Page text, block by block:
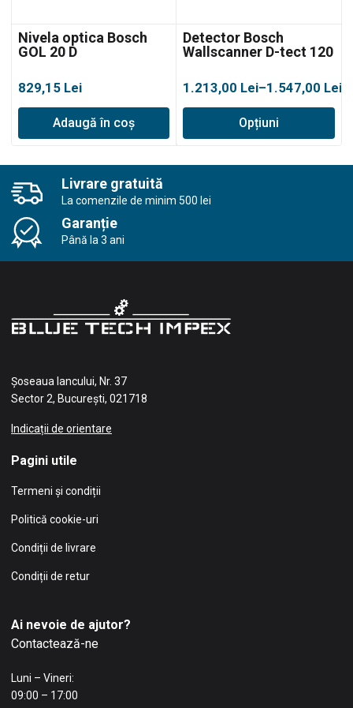
Nivela optica Bosch
GOL 20 D
829,15 Lei
Adaugă în coș
Detector Bosch
Wallscanner D-tect 120
1.213,00 Lei–1.547,00 Lei
Interval
de
1.213,00 lei
până
1.547,00 lei
Opțiuni
Livrare gratuită
La comenzile de minim 500 lei
Garanție
Până la 3 ani
Șoseaua Iancului, Nr. 37
Sector 2, București, 021718
Indicații de orientare
Pagini utile
Termeni și condiții
Politică cookie-uri
Condiții de livrare
Condiții de retur
Ai nevoie de ajutor?
Contactează-ne
Luni – Vineri:
09:00 – 17:00